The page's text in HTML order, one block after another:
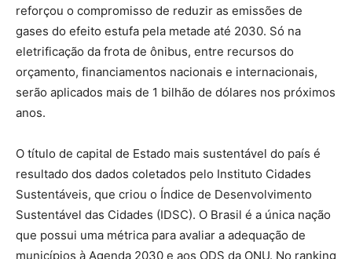
reforçou o compromisso de reduzir as emissões de
gases do efeito estufa pela metade até 2030. Só na
eletrificação da frota de ônibus, entre recursos do
orçamento, financiamentos nacionais e internacionais,
serão aplicados mais de 1 bilhão de dólares nos próximos
anos.
O título de capital de Estado mais sustentável do país é
resultado dos dados coletados pelo Instituto Cidades
Sustentáveis, que criou o Índice de Desenvolvimento
Sustentável das Cidades (IDSC). O Brasil é a única nação
que possui uma métrica para avaliar a adequação de
municípios à Agenda 2030 e aos ODS da ONU. No ranking